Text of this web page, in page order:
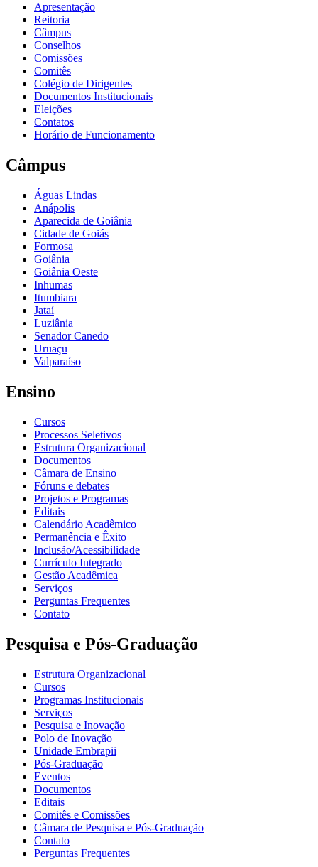
Apresentação
Reitoria
Câmpus
Conselhos
Comissões
Comitês
Colégio de Dirigentes
Documentos Institucionais
Eleições
Contatos
Horário de Funcionamento
Câmpus
Águas Lindas
Anápolis
Aparecida de Goiânia
Cidade de Goiás
Formosa
Goiânia
Goiânia Oeste
Inhumas
Itumbiara
Jataí
Luziânia
Senador Canedo
Uruaçu
Valparaíso
Ensino
Cursos
Processos Seletivos
Estrutura Organizacional
Documentos
Câmara de Ensino
Fóruns e debates
Projetos e Programas
Editais
Calendário Acadêmico
Permanência e Êxito
Inclusão/Acessibilidade
Currículo Integrado
Gestão Acadêmica
Serviços
Perguntas Frequentes
Contato
Pesquisa e Pós-Graduação
Estrutura Organizacional
Cursos
Programas Institucionais
Serviços
Pesquisa e Inovação
Polo de Inovação
Unidade Embrapii
Pós-Graduação
Eventos
Documentos
Editais
Comitês e Comissões
Câmara de Pesquisa e Pós-Graduação
Contato
Perguntas Frequentes